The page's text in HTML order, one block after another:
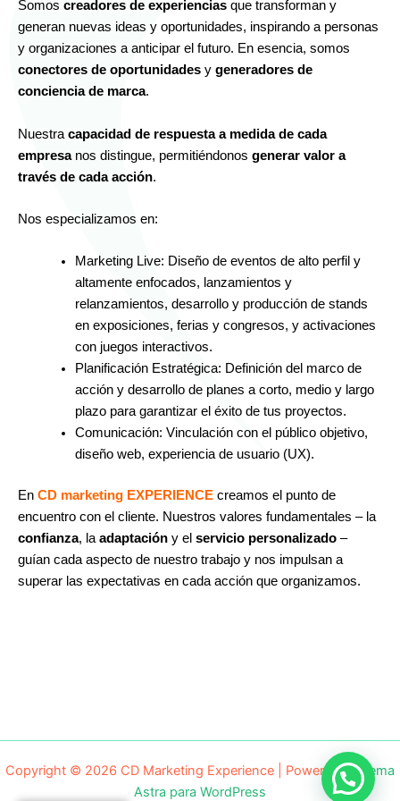
Somos creadores de experiencias que transforman y
generan nuevas ideas y oportunidades, inspirando a personas
y organizaciones a anticipar el futuro. En esencia, somos
conectores de oportunidades y generadores de
conciencia de marca.
Nuestra capacidad de respuesta a medida de cada
empresa nos distingue, permitiéndonos generar valor a
través de cada acción.
Nos especializamos en:
Marketing Live: Diseño de eventos de alto perfil y
altamente enfocados, lanzamientos y
relanzamientos, desarrollo y producción de stands
en exposiciones, ferias y congresos, y activaciones
con juegos interactivos.
Planificación Estratégica: Definición del marco de
acción y desarrollo de planes a corto, medio y largo
plazo para garantizar el éxito de tus proyectos.
Comunicación: Vinculación con el público objetivo,
diseño web, experiencia de usuario (UX).
En CD marketing EXPERIENCE creamos el punto de
encuentro con el cliente. Nuestros valores fundamentales – la
confianza, la adaptación y el servicio personalizado –
guían cada aspecto de nuestro trabajo y nos impulsan a
superar las expectativas en cada acción que organizamos.
Copyright © 2026 CD Marketing Experience | Powered byTema
Astra para WordPress